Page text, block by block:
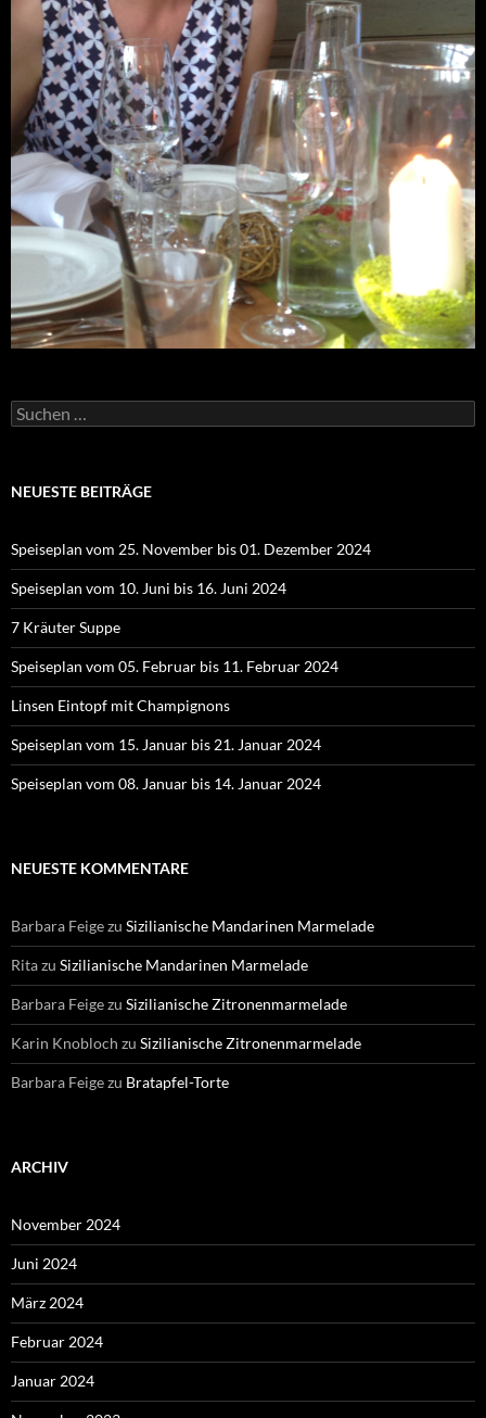
Suchen
nach:
NEUESTE BEITRÄGE
Speiseplan vom 25. November bis 01. Dezember 2024
Speiseplan vom 10. Juni bis 16. Juni 2024
7 Kräuter Suppe
Speiseplan vom 05. Februar bis 11. Februar 2024
Linsen Eintopf mit Champignons
Speiseplan vom 15. Januar bis 21. Januar 2024
Speiseplan vom 08. Januar bis 14. Januar 2024
NEUESTE KOMMENTARE
Barbara Feigezu Sizilianische Mandarinen Marmelade
Ritazu Sizilianische Mandarinen Marmelade
Barbara Feigezu Sizilianische Zitronenmarmelade
Karin Knobloch zu Sizilianische Zitronenmarmelade
Barbara Feigezu Bratapfel-Torte
ARCHIV
November 2024
Juni 2024
März 2024
Februar 2024
Januar 2024